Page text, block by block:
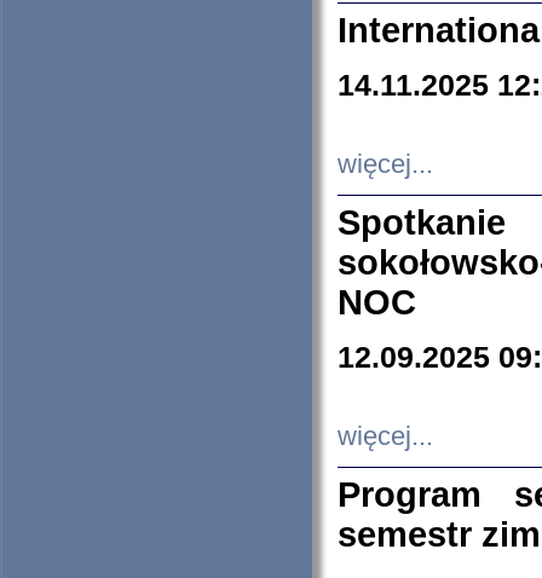
14.11.2025
więcej...
NOC
12.09.2025
więcej...
Program
semestr